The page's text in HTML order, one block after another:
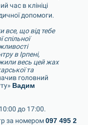
час в клініці
допомоги.
все, що від тебе
в Ірпені,
весь цей жах
та
головний
Вадим
до 17:00.
за номером 097 495 2